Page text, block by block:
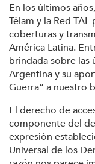
En los últimos
Télam y la Red
coberturas y
América Latina.
brindada sobre las
Argentina y su
Guerra” a nuestro
El derecho de
componente del
expresión
Universal de los